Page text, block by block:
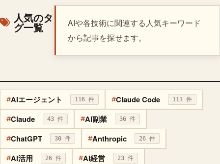
人気のタ
グ一覧
AIや各技術に関連する人気キーワード
から記事を探せます。
AIエージェント 116 件 Claude Code 113 件
Claude 43 件 AI副業 36 件
ChatGPT 30 件 Anthropic 26 件
AI活用 26 件 AI経営 23 件